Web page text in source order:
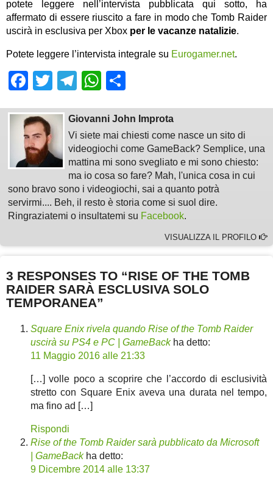
potete leggere nell’intervista pubblicata qui sotto, ha
affermato di essere riuscito a fare in modo che Tomb Raider
uscirà in esclusiva per Xbox per le vacanze natalizie.
Potete leggere l’intervista integrale su Eurogamer.net.
Facebook
TwitterTelegram
WhatsApp
Giovanni John Improta
Vi siete mai chiesti come nasce un sito di
videogiochi come GameBack? Semplice, una
mattina mi sono svegliato e mi sono chiesto:
ma io cosa so fare? Mah, l'unica cosa in cui
sono bravo sono i videogiochi, sai a quanto potrà
servirmi.... Beh, il resto è storia come si suol dire.
Ringraziatemi o insultatemi su Facebook.
VISUALIZZA IL PROFILO
3 RESPONSES TO “RISE OF THE TOMB
RAIDER SARÀ ESCLUSIVA SOLO
TEMPORANEA”
Square Enix rivela quando Rise of the Tomb Raider
uscirà su PS4 e PC | GameBack ha detto:
11 Maggio 2016 alle 21:33
[…] volle poco a scoprire che l’accordo di esclusività
stretto con Square Enix aveva una durata nel tempo,
ma fino ad […]
Rispondi
Rise of the Tomb Raider sarà pubblicato da Microsoft
| GameBack ha detto:
9 Dicembre 2014 alle 13:37